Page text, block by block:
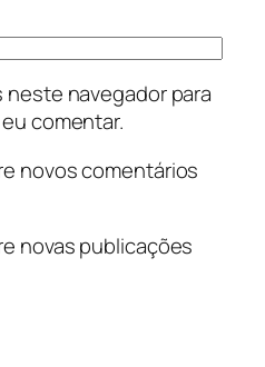
neste navegador para
comentar.
novos comentários
novas publicações